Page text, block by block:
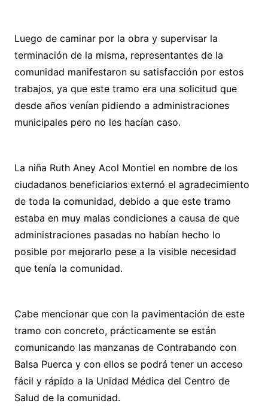
Luego de caminar por la obra y supervisar la
terminación de la misma, representantes de la
comunidad manifestaron su satisfacción por estos
trabajos, ya que este tramo era una solicitud que
desde años venían pidiendo a administraciones
municipales pero no les hacían caso.
La niña Ruth Aney Acol Montiel en nombre de los
ciudadanos beneficiarios externó el agradecimiento
de toda la comunidad, debido a que este tramo
estaba en muy malas condiciones a causa de que
administraciones pasadas no habían hecho lo
posible por mejorarlo pese a la visible necesidad
que tenía la comunidad.
Cabe mencionar que con la pavimentación de este
tramo con concreto, prácticamente se están
comunicando las manzanas de Contrabando con
Balsa Puerca y con ellos se podrá tener un acceso
fácil y rápido a la Unidad Médica del Centro de
Salud de la comunidad.